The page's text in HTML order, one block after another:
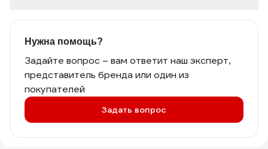
Нужна помощь?
Задайте вопрос – вам ответит наш эксперт,
представитель бренда или один из
покупателей
Задать вопрос